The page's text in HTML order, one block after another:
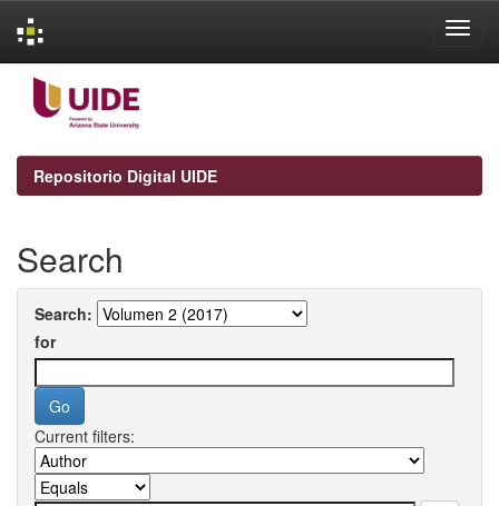
navigation
Repositorio Digital UIDE
Search
Search:
for
Current filters: